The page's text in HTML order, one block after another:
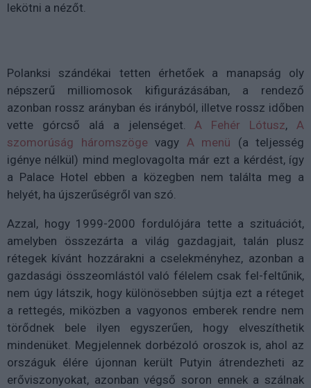
lekötni a nézőt.
Polanksi szándékai tetten érhetőek a manapság oly
népszerű milliomosok kifigurázásában, a rendező
azonban rossz arányban és irányból, illetve rossz időben
vette górcső alá a jelenséget.A Fehér Lótusz, A
szomorúság háromszögevagy A menü (a teljesség
igénye nélkül) mind meglovagolta már ezt a kérdést, így
a Palace Hotel ebben a közegben nem találta meg a
helyét, ha újszerűségről van szó.
Azzal, hogy 1999-2000 fordulójára tette a szituációt,
amelyben összezárta a világ gazdagjait, talán plusz
rétegek kívánt hozzárakni a cselekményhez, azonban a
gazdasági összeomlástól való félelem csak fel-feltűnik,
nem úgy látszik, hogy különösebben sújtja ezt a réteget
a rettegés, miközben a vagyonos emberek rendre nem
törődnek bele ilyen egyszerűen, hogy elveszíthetik
mindenüket. Megjelennek dorbézoló oroszok is, ahol az
országuk élére újonnan került Putyin átrendezheti az
erőviszonyokat, azonban végső soron ennek a szálnak